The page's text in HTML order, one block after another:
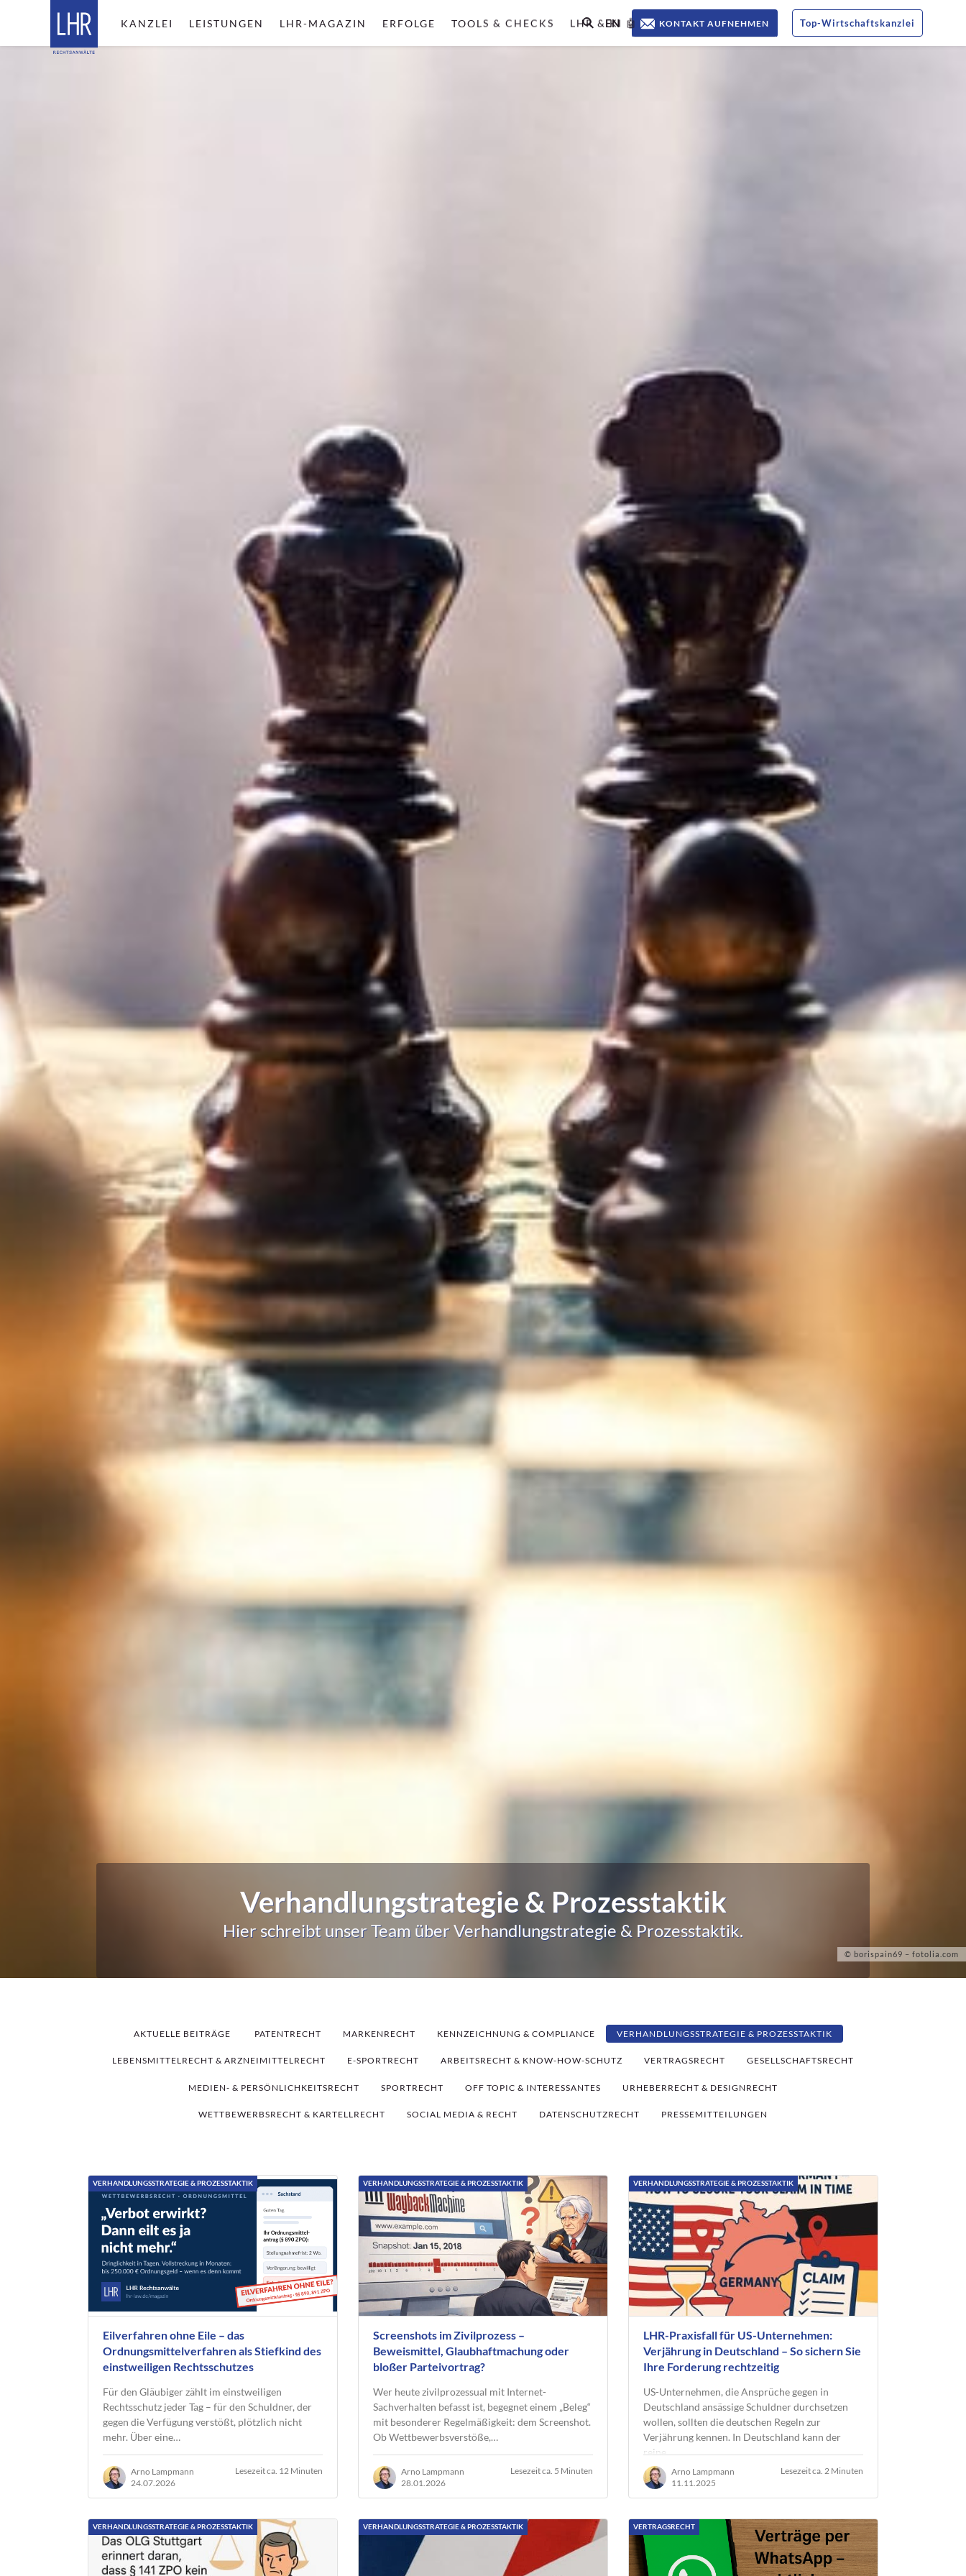
Top-Wirtschaftskanzlei
KONTAKT AUFNEHMEN
KANZLEI LEISTUNGEN LHR-MAGAZIN ERFOLGE TOOLS & CHECKS LHR & KI 🤖
EN
Verhandlungstrategie & Prozesstaktik
Hier schreibt unser Team über Verhandlungstrategie & Prozesstaktik.
AKTUELLE BEITRÄGE PATENTRECHT MARKENRECHT KENNZEICHNUNG & COMPLIANCE VERHANDLUNGSSTRATEGIE & PROZESSTAKTIK
LEBENSMITTELRECHT & ARZNEIMITTELRECHT E-SPORTRECHT ARBEITSRECHT & KNOW-HOW-SCHUTZ VERTRAGSRECHT GESELLSCHAFTSRECHT
MEDIEN- & PERSÖNLICHKEITSRECHT SPORTRECHT OFF TOPIC & INTERESSANTES URHEBERRECHT & DESIGNRECHT
WETTBEWERBSRECHT & KARTELLRECHT SOCIAL MEDIA & RECHT DATENSCHUTZRECHT PRESSEMITTEILUNGEN
Eilverfahren ohne Eile – das
Ordnungsmittelverfahren als Stiefkind des
einstweiligen Rechtsschutzes
Für den Gläubiger zählt im einstweiligen
Rechtsschutz jeder Tag – für den Schuldner, der
gegen die Verfügung verstößt, plötzlich nicht
mehr. Über eine…
Arno Lampmann
24.07.2026
Lesezeit ca. 12 Minuten
VERHANDLUNGSSTRATEGIE & PROZESSTAKTIK
Screenshots im Zivilprozess –
Beweismittel, Glaubhaftmachung oder
bloßer Parteivortrag?
Wer heute zivilprozessual mit Internet-
Sachverhalten befasst ist, begegnet einem „Beleg“
mit besonderer Regelmäßigkeit: dem Screenshot.
Ob Wettbewerbsverstöße,…
Arno Lampmann
28.01.2026
Lesezeit ca. 5 Minuten
VERHANDLUNGSSTRATEGIE & PROZESSTAKTIK
LHR-Praxisfall für US-Unternehmen:
Verjährung in Deutschland – So sichern Sie
Ihre Forderung rechtzeitig
US-Unternehmen, die Ansprüche gegen in
Deutschland ansässige Schuldner durchsetzen
wollen, sollten die deutschen Regeln zur
Verjährung kennen. In Deutschland kann der
reine…
Arno Lampmann
11.11.2025
Lesezeit ca. 2 Minuten
VERHANDLUNGSSTRATEGIE & PROZESSTAKTIK
VERHANDLUNGSSTRATEGIE & PROZESSTAKTIK VERHANDLUNGSSTRATEGIE & PROZESSTAKTIK VERTRAGSRECHT